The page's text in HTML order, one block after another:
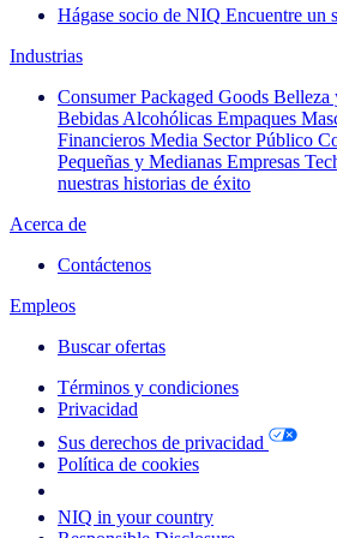
Hágase socio de NIQ Encuentre un
Industrias
Consumer Packaged Goods Belleza
Bebidas Alcohólicas Empaques
Financieros Media Sector Público
Pequeñas y Medianas Empresas
nuestras historias de éxito
Acerca de
Contáctenos
Empleos
Buscar ofertas
Términos y condiciones
Privacidad
Sus derechos de privacidad
Política de cookies
NIQ in your country